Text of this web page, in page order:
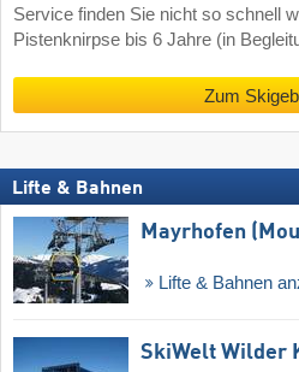
Service finden Sie nicht so schnell
Pistenknirpse bis 6 Jahre (in
Zum
Lifte & Bahnen
Mayrhofen
Lifte & Bahnen
SkiWelt Wilder